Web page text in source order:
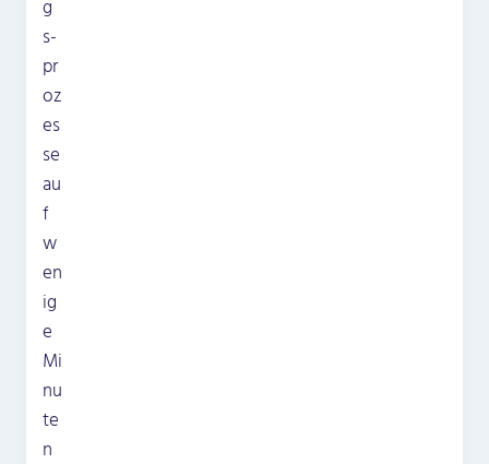
g
s­
pr
oz
es
se
au
f
w
en
ig
e
Mi
nu
te
n